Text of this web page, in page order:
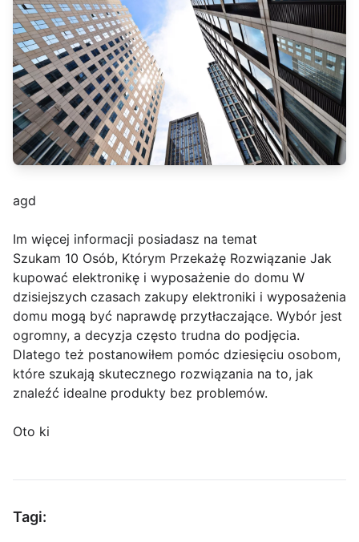
agd
Im więcej informacji posiadasz na temat
Szukam 10 Osób, Którym Przekażę Rozwiązanie Jak
kupować elektronikę i wyposażenie do domu W
dzisiejszych czasach zakupy elektroniki i wyposażenia
domu mogą być naprawdę przytłaczające. Wybór jest
ogromny, a decyzja często trudna do podjęcia.
Dlatego też postanowiłem pomóc dziesięciu osobom,
które szukają skutecznego rozwiązania na to, jak
znaleźć idealne produkty bez problemów.
Oto ki
Tagi: